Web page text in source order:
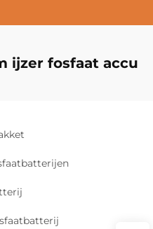
ijzer fosfaat accu